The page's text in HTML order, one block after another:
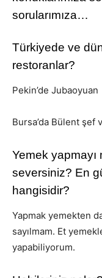
sorularımıza…
Türkiyede ve
restoranlar?
Pekin’de Jubaoyuan
Bursa’da Bülent şef
Yemek yapmayı
seversiniz? En
hangisidir?
Yapmak yemekten
sayılmam. Et
yapabiliyorum.